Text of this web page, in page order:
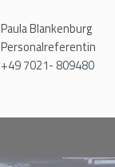
Paula Blankenburg
Personalreferentin
+49 7021- 809480